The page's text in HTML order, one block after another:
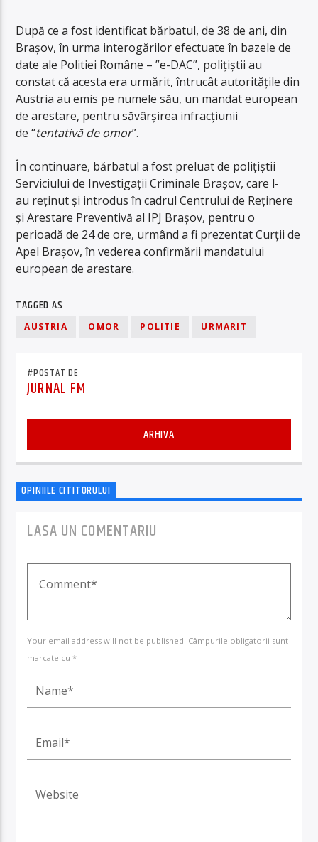
După ce a fost identificat bărbatul, de 38 de ani, din
Brașov, în urma interogărilor efectuate în bazele de
date ale Politiei Române – ”e-DAC”, polițiștii au
constat că acesta era urmărit, întrucât autoritățile din
Austria au emis pe numele său, un mandat european
de arestare, pentru săvârșirea infracțiunii
de “tentativăde omor”.
În continuare, bărbatul a fost preluat de polițiștii
Serviciului de Investigații Criminale Brașov, care l-
au reținut și introdus în cadrul Centrului de Reținere
și Arestare Preventivă al IPJ Brașov, pentru o
perioadă de 24 de ore, urmând a fi prezentat Curții de
Apel Brașov, în vederea confirmării mandatului
european de arestare.
TAGGED AS
AUSTRIA OMOR POLITIE URMARIT
#POSTAT DE
JURNAL FM
ARHIVA
OPINIILE CITITORULUI
LASA UN COMENTARIU
Your email address will not be published. Câmpurile obligatorii sunt
marcate cu *